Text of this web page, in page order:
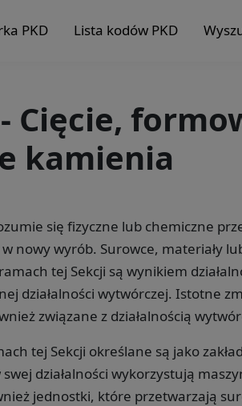
PKD Lista kodów PKD
- Cięcie,
kamienia
się fizyczne lub chemiczne
nowy wyrób. Surowce, materiały
tej Sekcji są wynikiem
działalności wytwórczej. Istotne
związane z działalnością
tej Sekcji określane są jako
działalności wykorzystują
jednostki, które przetwarzają